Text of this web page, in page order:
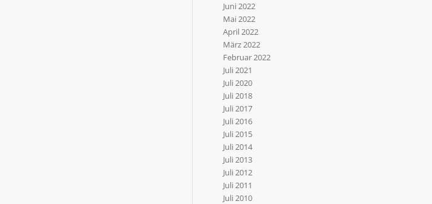
Juni 2022
Mai 2022
April 2022
März 2022
Februar 2022
Juli 2021
Juli 2020
Juli 2018
Juli 2017
Juli 2016
Juli 2015
Juli 2014
Juli 2013
Juli 2012
Juli 2011
Juli 2010